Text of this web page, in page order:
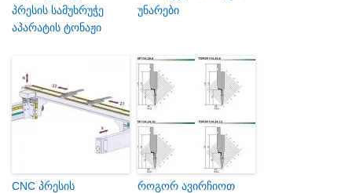
პრესის სამუხრუჭე
აპარატის ტონაჟი
უნარები
CNC პრესის
როგორ ავირჩიოთ